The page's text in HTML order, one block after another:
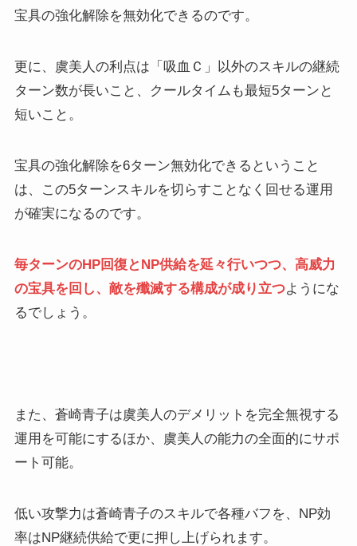
宝具の強化解除を無効化できるのです。
更に、虞美人の利点は「吸血Ｃ」以外のスキルの継続
ターン数が長いこと、クールタイムも最短5ターンと
短いこと。
宝具の強化解除を6ターン無効化できるということ
は、この5ターンスキルを切らすことなく回せる運用
が確実になるのです。
毎ターンのHP回復とNP供給を延々行いつつ、高威力
の宝具を回し、敵を殲滅する構成が成り立つようにな
るでしょう。
また、蒼崎青子は虞美人のデメリットを完全無視する
運用を可能にするほか、虞美人の能力の全面的にサポ
ート可能。
低い攻撃力は蒼崎青子のスキルで各種バフを、NP効
率はNP継続供給で更に押し上げられます。